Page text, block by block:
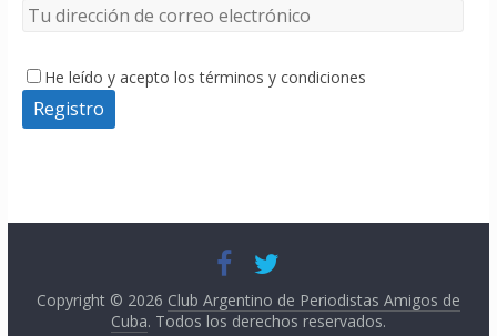
He leído y acepto los términos y condiciones
Copyright © 2026 Club Argentino de Periodistas Amigos de
Cuba. Todos los derechos reservados.